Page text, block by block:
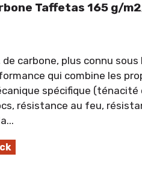
Taffetas 165 g/
carbone, plus connu
qui combine les
spécifique
résistance au feu,